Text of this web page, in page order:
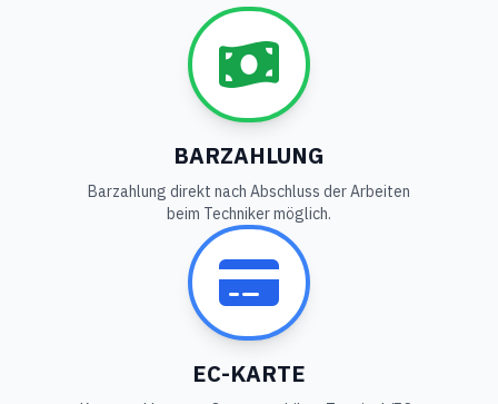
BARZAHLUNG
Barzahlung direkt nach Abschluss der Arbeiten
beim Techniker möglich.
EC-KARTE